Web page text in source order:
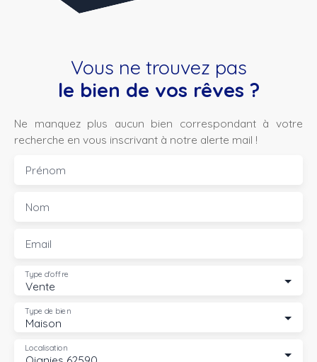
Vous ne trouvez pas
le bien de vos rêves ?
Ne manquez plus aucun bien correspondant à votre
recherche en vous inscrivant à notre alerte mail !
Prénom
Nom
Email
Vente
Type d'offre
Maison
Type de bien
Localisation